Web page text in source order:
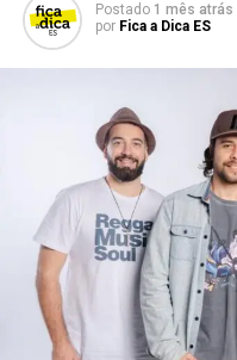
Experiências
Para a Copa do Mundo,
experiência. A primeira
valor de R$ 189,90 por
antecipada com mapa
música ao vivo, couvert
evento.
Postado 1 mês atrás
por Fica a Dica ES